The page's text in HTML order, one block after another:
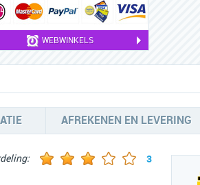
WEBWINKELS
AFREKENEN EN LEVERING
3